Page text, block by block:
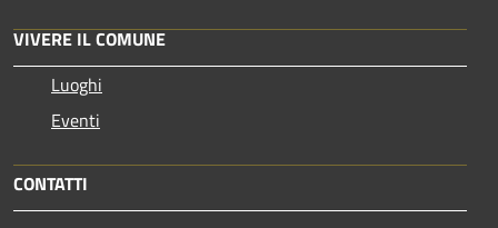
VIVERE IL COMUNE
Luoghi
Eventi
CONTATTI